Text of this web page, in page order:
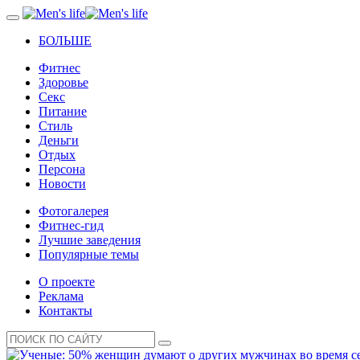
БОЛЬШЕ
Фитнес
Здоровье
Секс
Питание
Стиль
Деньги
Отдых
Персона
Новости
Фотогалерея
Фитнес-гид
Лучшие заведения
Популярные темы
О проекте
Реклама
Контакты